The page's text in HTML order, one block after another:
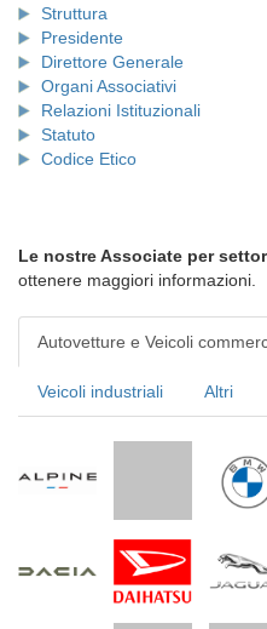
Struttura
Presidente
Direttore Generale
Organi Associativi
Relazioni Istituzionali
Statuto
Codice Etico
Le nostre Associate per
ottenere maggiori informazioni.
Autovetture e Veicoli
Veicoli industriali Altri